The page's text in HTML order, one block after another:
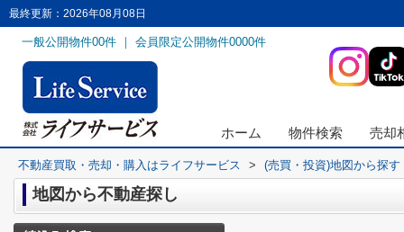
最終更新：2026年08月08日
一般公開物件00件 ｜ 会員限定公開物件0000件
ホーム 物件検索 売却
不動産買取・売却・購入はライフサービス > (売買・投資)地図から探す
地図から不動産探し